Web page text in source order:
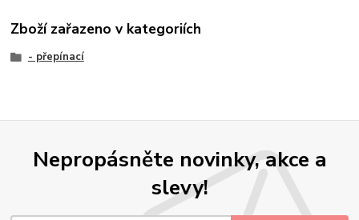
Zboží zařazeno v kategoriích
- přepínací
Nepropásněte novinky, akce a
slevy!